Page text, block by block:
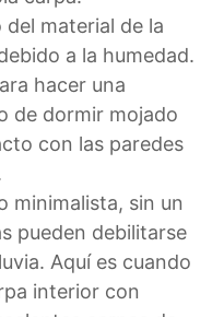
material de la
a la humedad.
hacer una
de dormir mojado
con las paredes
minimalista, sin un
pueden debilitarse
Aquí es cuando
interior con